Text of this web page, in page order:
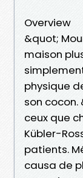
Overview
&quot;
maison
physique
son cocon.
ceux que
Kübler-
patients.
causa de